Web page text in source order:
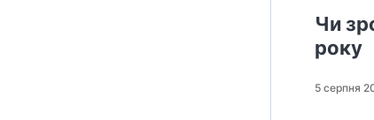
Чи
року
5 серпня